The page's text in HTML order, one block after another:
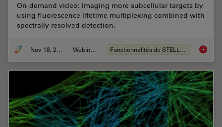
On-demand video: Imaging more subcellular targets by
using fluorescence lifetime multiplexing combined with
spectrally resolved detection.
Nov 18, 2022 Webinaire Fonctionnalités de STELLARIS Live-